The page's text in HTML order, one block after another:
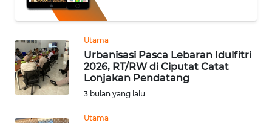
Utama
Urbanisasi Pasca Lebaran Idulfitri
2026, RT/RW di Ciputat Catat
Lonjakan Pendatang
3 bulan yang lalu
Utama
SERBA-
SERBI
OPINI
Informasi
INDEKS